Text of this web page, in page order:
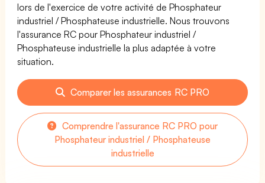
lors de l'exercice de votre activité de Phosphateur
industriel / Phosphateuse industrielle. Nous trouvons
l'assurance RC pour Phosphateur industriel /
Phosphateuse industrielle la plus adaptée à votre
situation.
Comparer les assurances RC PRO
Comprendre l'assurance RC PRO pour
Phosphateur industriel / Phosphateuse
industrielle